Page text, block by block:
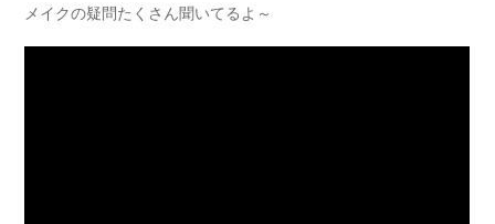
メイクの疑問たくさん聞いてるよ～